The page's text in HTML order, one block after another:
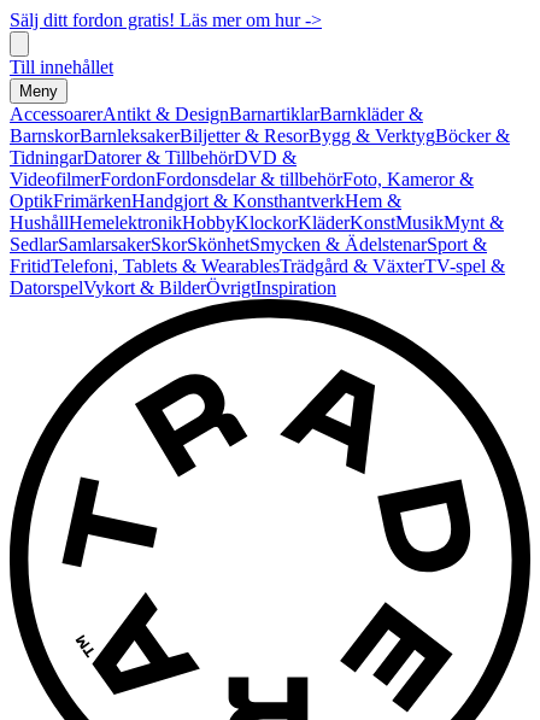
Sälj ditt fordon gratis! Läs mer om hur ->
Till innehållet
Meny
AccessoarerAntikt & DesignBarnartiklarBarnkläder &
BarnskorBarnleksakerBiljetter & ResorBygg & VerktygBöcker &
TidningarDatorer & TillbehörDVD &
VideofilmerFordonFordonsdelar & tillbehörFoto, Kameror &
OptikFrimärkenHandgjort & KonsthantverkHem &
HushållHemelektronikHobbyKlockorKläderKonstMusikMynt &
SedlarSamlarsakerSkorSkönhetSmycken & ÄdelstenarSport &
FritidTelefoni, Tablets & WearablesTrädgård & VäxterTV-spel &
DatorspelVykort & BilderÖvrigtInspiration